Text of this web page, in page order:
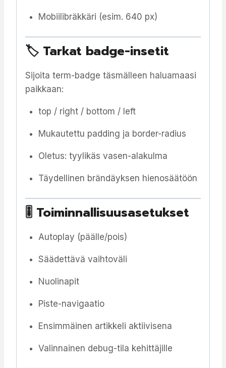
Mobiilibräkkäri (esim. 640 px)
🏷 Tarkat badge-insetit
Sijoita term-badge täsmälleen haluamaasi
paikkaan:
top / right / bottom / left
Mukautettu padding ja border-radius
Oletus: tyylikäs vasen-alakulma
Täydellinen brändäyksen hienosäätöön
🎚 Toiminnallisuusasetukset
Autoplay (päälle/pois)
Säädettävä vaihtoväli
Nuolinapit
Piste-navigaatio
Ensimmäinen artikkeli aktiivisena
Valinnainen debug-tila kehittäjille